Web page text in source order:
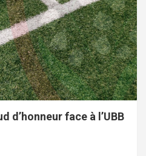
d’honneur face à l’UBB